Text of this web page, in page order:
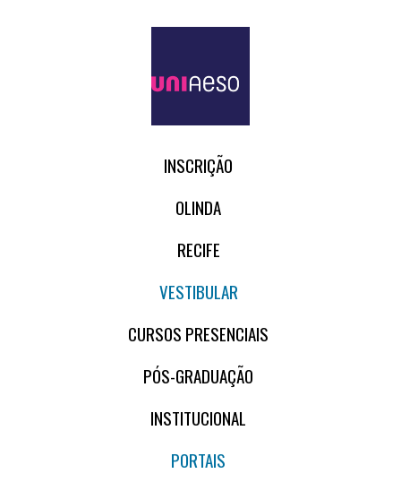
INSCRIÇÃO
OLINDA
RECIFE
VESTIBULAR
CURSOS PRESENCIAIS
PÓS-GRADUAÇÃO
INSTITUCIONAL
PORTAIS